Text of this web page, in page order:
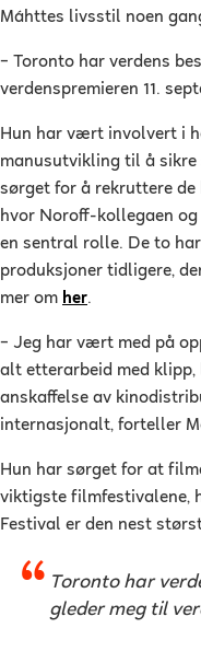
Máhttes livsstil noen
– Toronto har verdens
verdenspremieren 11.
Hun har vært involvert i
manusutvikling til å
sørget for å rekruttere
hvor Noroff-kollegaen
en sentral rolle. De to
produksjoner tidligere,
mer om her.
– Jeg har vært med på
alt etterarbeid med klipp,
anskaffelse av
internasjonalt, forteller
Hun har sørget for at
viktigste filmfestivalene,
Festival er den nest
Toronto har
gleder meg til